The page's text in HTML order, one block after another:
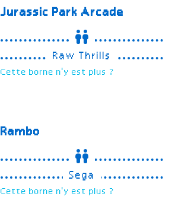
Jurassic Park Arcade
Raw Thrills
Cette borne n'y est plus ?
Rambo
Sega
Cette borne n'y est plus ?